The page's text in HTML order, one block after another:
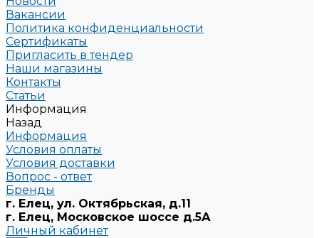
Вакансии
Политика конфиденциальности
Сертификаты
Пригласить в тендер
Наши магазины
Контакты
Статьи
Информация
Назад
Информация
Условия оплаты
Условия доставки
Вопрос - ответ
Бренды
г. Елец, ул. Октябрьская, д.11
г. Елец, Московское шоссе д.5А
Личный кабинет